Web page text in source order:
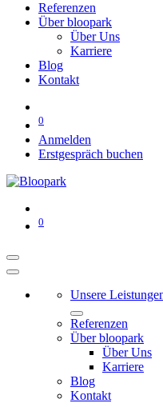
Referenzen
Über bloopark
Über Uns
Karriere
Blog
Kontakt
0
Anmelden
Erstgespräch buchen
0
Unsere
Referenzen
Über bloopark
Über Uns
Karriere
Blog
Kontakt